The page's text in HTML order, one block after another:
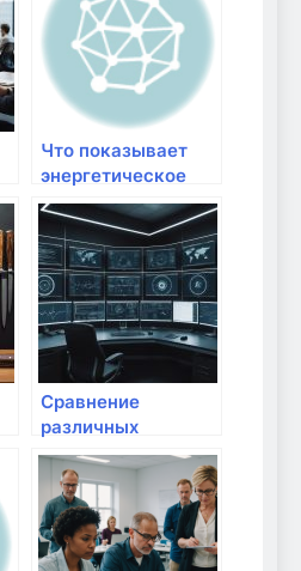
Что показывает
энергетическое
сканирование
человека
Сравнение
различных
интернет-планов:
какие предлагают
провайдеры?